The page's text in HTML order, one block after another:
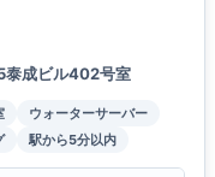
泰成ビル402号室
ウォーターサーバー
駅から5分以内